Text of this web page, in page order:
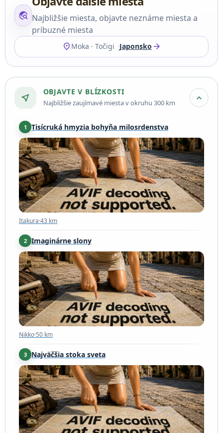
travel_explore Najbližšie miesta, objavte neznáme miesta a
príbuzné miesta
location_on Moka · Točigi Japonsko arrow_forward
near_me
OBJAVTE V BLÍZKOSTI
Najbližšie zaujímavé miesta v okruhu 300 km expand_more
1 Tisícruká hmyzia bohyňa milosrdenstva
Itakura·43 km
Itakura·43 km
2 Imaginárne slony
Nikko·50 km
Nikko·50 km
3 Najväčšia stoka sveta
Kasukabe·52 km